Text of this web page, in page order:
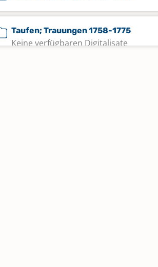
Taufen; Trauungen 1758-1775
Keine verfügbaren Digitalisate